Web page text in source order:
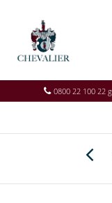
0800 22 100 22